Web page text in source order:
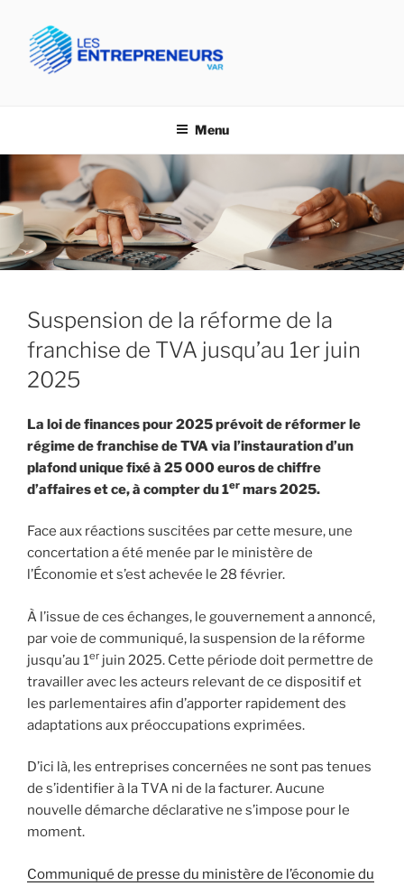
contenu
principal
ENTREPRENEURS VAR
Menu
Suspension de la réforme de la
franchise de TVA jusqu’au 1er juin
2025
La loi de finances pour 2025 prévoit de réformer le
régime de franchise de TVA via l’instauration d’un
plafond unique fixé à 25 000 euros de chiffre
d’affaires et ce, à compter du 1er mars 2025.
Face aux réactions suscitées par cette mesure, une
concertation a été menée par le ministère de
l’Économie et s’est achevée le 28 février.
À l’issue de ces échanges, le gouvernement a annoncé,
par voie de communiqué, la suspension de la réforme
jusqu’au 1er juin 2025. Cette période doit permettre de
travailler avec les acteurs relevant de ce dispositif et
les parlementaires afin d’apporter rapidement des
adaptations aux préoccupations exprimées.
D’ici là, les entreprises concernées ne sont pas tenues
de s’identifier à la TVA ni de la facturer. Aucune
nouvelle démarche déclarative ne s’impose pour le
moment.
Communiqué de presse du ministère de l’économie du